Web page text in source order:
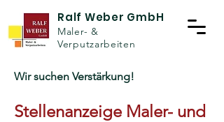
Ralf Weber GmbH
Maler- &
Verputzarbeiten
Wir suchen Verstärkung!
Stellenanzeige Maler- und